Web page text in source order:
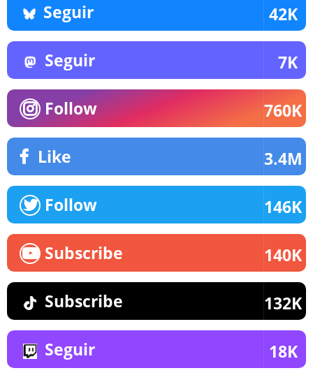
Seguir 42K
Seguir 7K
Follow 760K
Like 3.4M
Follow 146K
Subscribe 140K
Subscribe 132K
Seguir 18K